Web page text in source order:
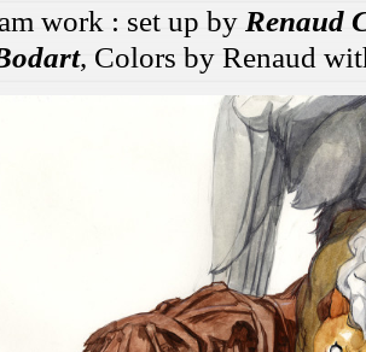
work : set up by Renaud
, Colors by Renaud